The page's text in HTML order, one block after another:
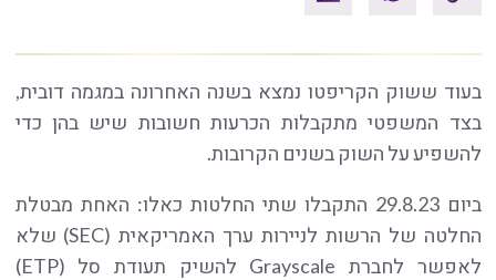
בעוד ששוק הקריפטו נמצא בשנה האחרונה במגמה דובית,
בצד המשפטי מתקבלות הכרעות חשובות שיש בהן כדי
להשפיע על השוק בשנים הקרובות.
ביום 29.8.23 התקבלו שתי החלטות כאלו: האחת מבטלת
החלטה של הרשות לניירות ערך האמריקאית (SEC) שלא
לאפשר לחברת Grayscale להשיק תעודת סל (ETP)